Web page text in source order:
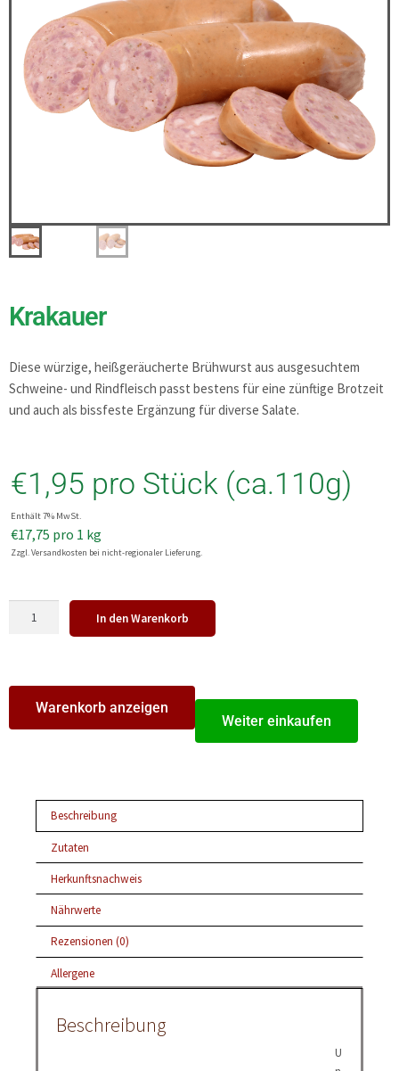
Krakauer
Diese würzige, heißgeräucherte Brühwurst aus ausgesuchtem
Schweine- und Rindfleisch passt bestens für eine zünftige Brotzeit
und auch als bissfeste Ergänzung für diverse Salate.
€1,95 pro Stück (ca.110g)
Enthält 7% MwSt.
€17,75 pro 1 kg
Zzgl. Versandkosten bei nicht-regionaler Lieferung.
In den Warenkorb
Warenkorb anzeigen
Weiter einkaufen
Beschreibung
Zutaten
Herkunftsnachweis
Nährwerte
Rezensionen (0)
Allergene
Beschreibung
U